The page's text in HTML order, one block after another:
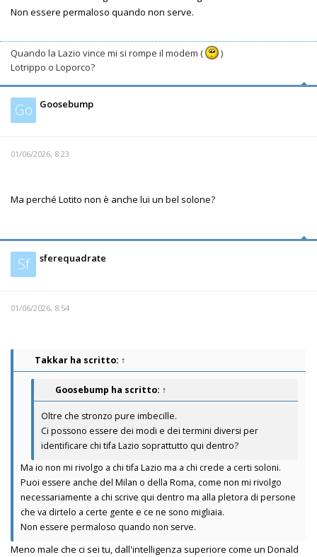
Non essere permaloso quando non serve.
Quando la Lazio vince mi si rompe il modem (
)
Lotrippo o Loporco?
Go Goosebump
01/06/2026, 8:23
Ma perché Lotito non è anche lui un bel solone?
Sf sferequadrate
01/06/2026, 8:54
Takkar ha scritto: ↑
Goosebump ha scritto: ↑
Oltre che stronzo pure imbecille.
Ci possono essere dei modi e dei termini diversi per
identificare chi tifa Lazio soprattutto qui dentro?
Ma io non mi rivolgo a chi tifa Lazio ma a chi crede a certi soloni.
Puoi essere anche del Milan o della Roma, come non mi rivolgo
necessariamente a chi scrive qui dentro ma alla pletora di persone
che va dirtelo a certe gente e ce ne sono migliaia.
Non essere permaloso quando non serve.
Meno male che ci sei tu, dall'intelligenza superiore come un Donald